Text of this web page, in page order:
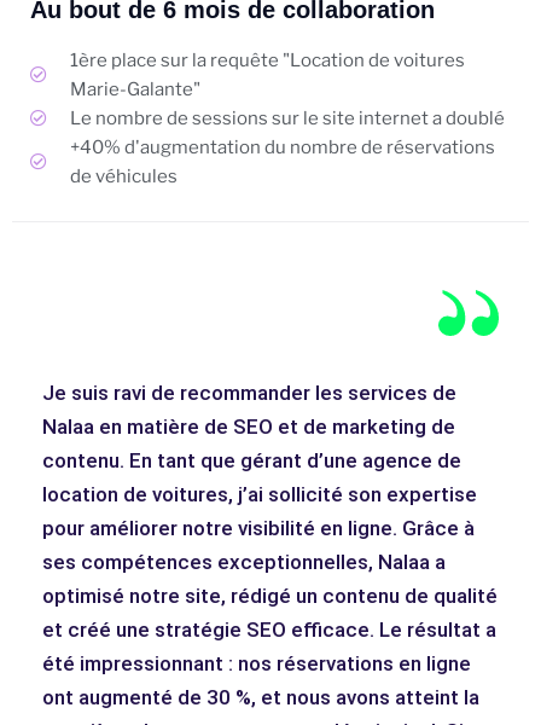
Au bout de 6 mois de collaboration
1ère place sur la requête "Location de voitures
Marie-Galante"
Le nombre de sessions sur le site internet a doublé
+40% d'augmentation du nombre de réservations
de véhicules
Je suis ravi de recommander les services de
Nalaa en matière de SEO et de marketing de
contenu. En tant que gérant d’une agence de
location de voitures, j’ai sollicité son expertise
pour améliorer notre visibilité en ligne. Grâce à
ses compétences exceptionnelles, Nalaa a
optimisé notre site, rédigé un contenu de qualité
et créé une stratégie SEO efficace. Le résultat a
été impressionnant : nos réservations en ligne
ont augmenté de 30 %, et nous avons atteint la